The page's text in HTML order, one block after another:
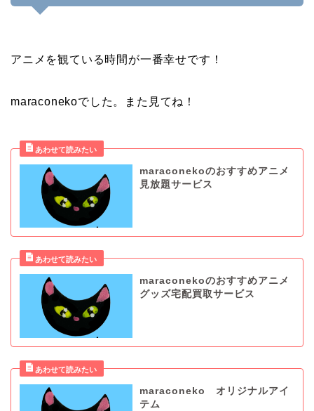
アニメを観ている時間が一番幸せです！
maraconekoでした。また見てね！
maraconekoのおすすめアニメ
見放題サービス
maraconekoのおすすめアニメ
グッズ宅配買取サービス
maraconeko オリジナルアイ
テム